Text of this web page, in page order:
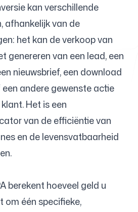
kan verschillende
afhankelijk van de
het kan de verkoop van
genereren van een lead, een
nieuwsbrief, een download
andere gewenste actie
Het is een
van de efficiëntie van
en de levensvatbaarheid
berekent hoeveel geld u
één specifieke,